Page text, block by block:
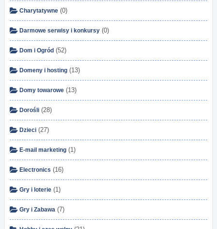
Charytatywne (0)
Darmowe serwisy i konkursy (0)
Dom i Ogród (52)
Domeny i hosting (13)
Domy towarowe (13)
Dorośli (28)
Dzieci (27)
E-mail marketing (1)
Electronics (16)
Gry i loterie (1)
Gry i Zabawa (7)